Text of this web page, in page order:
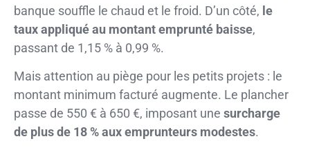
banque souffle le chaud et le froid. D’un côté, le
taux appliqué au montant emprunté baisse,
passant de 1,15 % à 0,99 %.
Mais attention au piège pour les petits projets : le
montant minimum facturé augmente. Le plancher
passe de 550 € à 650 €, imposant une surcharge
de plus de 18 % aux emprunteurs modestes.